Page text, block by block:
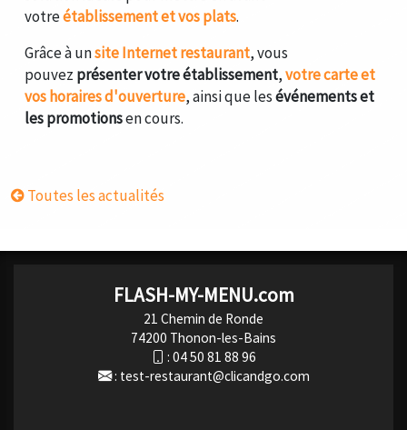
votreétablissement et vos plats.
Grâce à unsite Internet restaurant, vous
pouvez présenter votre établissement,votre carte et
vos horaires d'ouverture, ainsi que lesévénements et
les promotionsen cours.
Toutes les actualités
FLASH-MY-MENU.com
21 Chemin de Ronde
74200 Thonon-les-Bains
: 04 50 81 88 96
: test-restaurant@clicandgo.com